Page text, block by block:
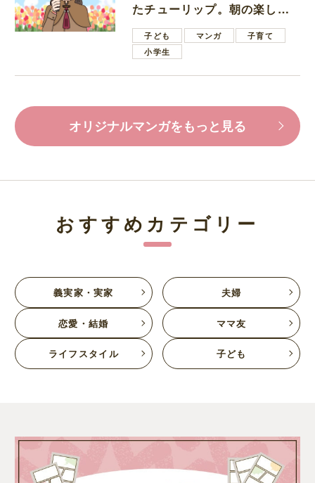
たチューリップ。朝の楽しみ
を奪われたショックは大きい
子ども マンガ
子育て
小学生
オリジナルマンガをもっと見る
おすすめカテゴリー
義実家・実家 夫婦
恋愛・結婚 ママ友
ライフスタイル 子ども